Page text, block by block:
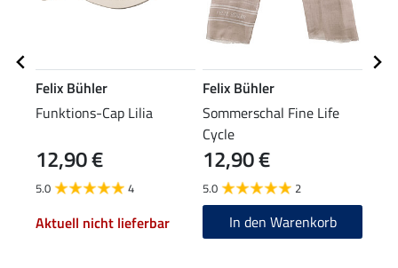
Felix Bühler
Funktions-Cap Lilia
12,90 €
5.0 4
Aktuell nicht lieferbar
Felix Bühler
Sommerschal Fine Life
Cycle
12,90 €
5.0 2
In den Warenkorb